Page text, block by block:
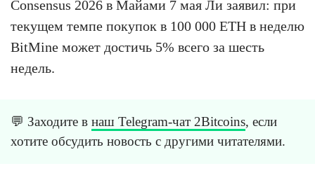
Consensus 2026 в Майами 7 мая Ли заявил: при
текущем темпе покупок в 100 000 ETH в неделю
BitMine может достичь 5% всего за шесть
недель.
💬 Заходите в наш Telegram-чат 2Bitcoins, если
хотите обсудить новость с другими читателями.